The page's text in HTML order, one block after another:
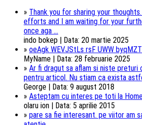
» Thank you for sharing your
efforts and I am waiting for your
once aga ...
indo bokep | Data: 20 martie 2025
» oeAgk WEVJStLs rsF UWW
MyName | Data: 28 februarie 2025
» Ar fi dragut sa aflam si niste preturi
pentru articol. Nu stiam ca exista
George | Data: 9 august 2018
» Asteptam cu interes pe toti la
olaru ion | Data: 5 aprilie 2015
» pare sa fie interesant. pe viitor am